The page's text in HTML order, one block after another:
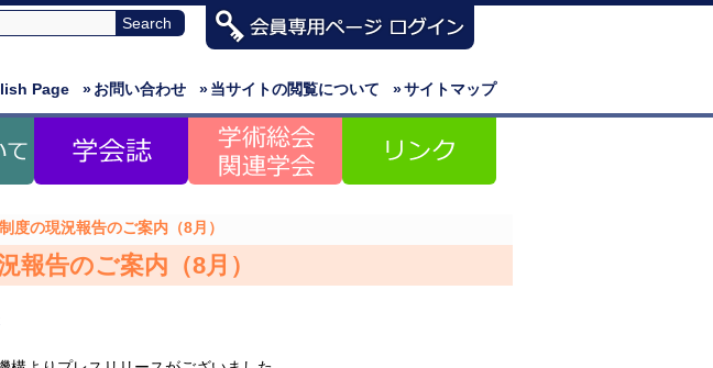
»サイトマップ
»当サイトの閲覧について
»お問い合わせ
Page
度の現況報告のご案内（8月）
報告のご案内（8月）